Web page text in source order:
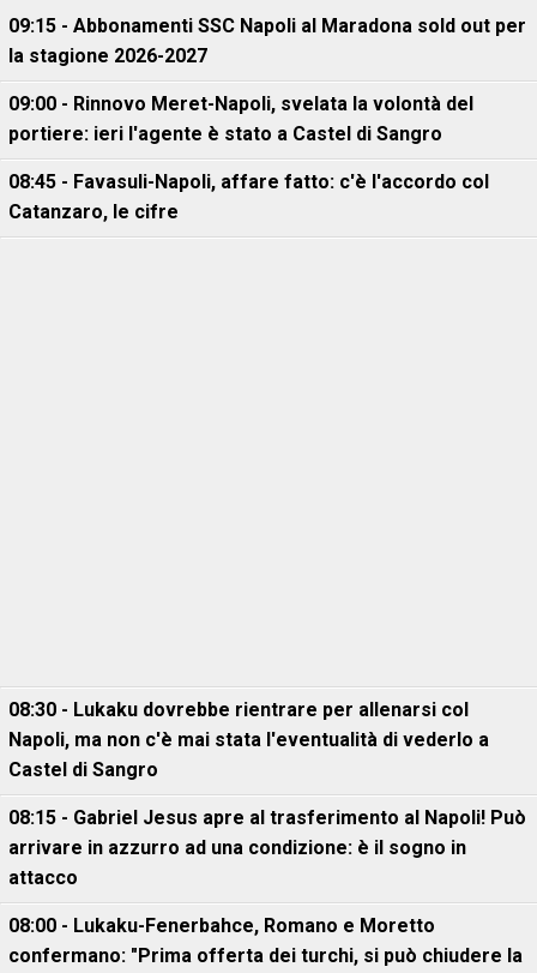
09:15 - Abbonamenti SSC Napoli al Maradona sold out per
la stagione 2026-2027
09:00 - Rinnovo Meret-Napoli, svelata la volontà del
portiere: ieri l'agente è stato a Castel di Sangro
08:45 - Favasuli-Napoli, affare fatto: c'è l'accordo col
Catanzaro, le cifre
08:30 - Lukaku dovrebbe rientrare per allenarsi col
Napoli, ma non c'è mai stata l'eventualità di vederlo a
Castel di Sangro
08:15 - Gabriel Jesus apre al trasferimento al Napoli! Può
arrivare in azzurro ad una condizione: è il sogno in
attacco
08:00 - Lukaku-Fenerbahce, Romano e Moretto
confermano: "Prima offerta dei turchi, si può chiudere la